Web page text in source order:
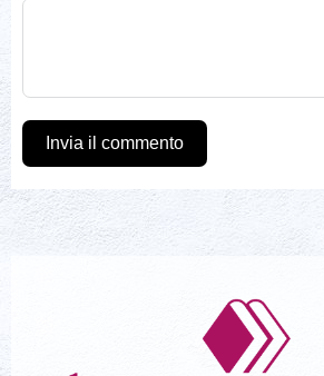
Invia il commento